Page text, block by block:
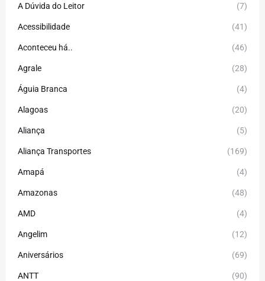
A Dúvida do Leitor (7)
Acessibilidade (41)
Aconteceu há.. (46)
Agrale (28)
Águia Branca (4)
Alagoas (20)
Aliança (5)
Aliança Transportes (169)
Amapá (4)
Amazonas (48)
AMD (4)
Angelim (12)
Aniversários (69)
ANTT (90)